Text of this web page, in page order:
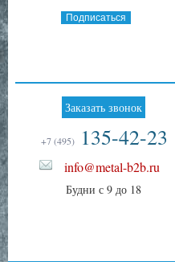
Подписаться
Заказать звонок
+7 (495) 135-42-23
info@metal-b2b.ru
Будни с 9 до 18